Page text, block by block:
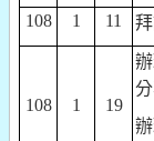
108
1 11
108 1 19